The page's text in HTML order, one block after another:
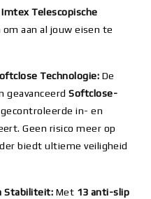
Imtex Telescopische
aan al jouw eisen te
Technologie: De
geavanceerdSoftclose-
in- en
Geen risico meer op
biedt ultieme veiligheid
Stabiliteit: Met 13 anti-slip